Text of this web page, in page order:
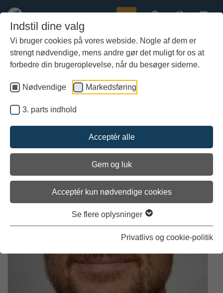
Indstil dine valg
Vi bruger cookies på vores webside. Nogle af dem er
strengt nødvendige, mens andre gør det muligt for os at
forbedre din brugeroplevelse, når du besøger siderne.
Nødvendige Markedsføring
3. parts indhold
Acceptér alle
Gem og luk
Acceptér kun nødvendige cookies
Se flere oplysninger
Privatlivs og cookie-politik
indhold
Køb
Publikumsoplevelser